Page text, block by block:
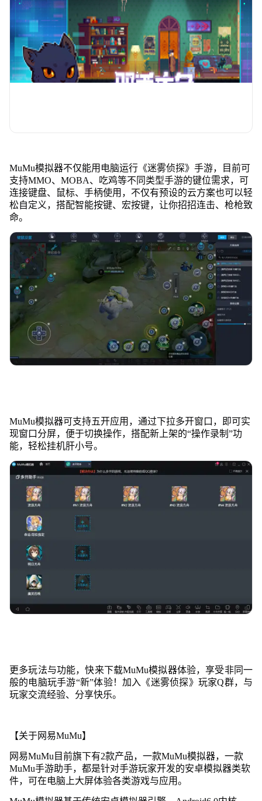
MuMu模拟器不仅能用电脑运行《迷雾侦探》手游，目前可
支持MMO、MOBA、吃鸡等不同类型手游的键位需求，可
连接键盘、鼠标、手柄使用，不仅有预设的云方案也可以轻
松自定义，搭配智能按键、宏按键，让你招招连击、枪枪致
命。
MuMu模拟器可支持五开应用，通过下拉多开窗口，即可实
现窗口分屏，便于切换操作，搭配新上架的“操作录制”功
能，轻松挂机肝小号。
更多玩法与功能，快来下载MuMu模拟器体验，享受非同一
般的电脑玩手游“新”体验！加入《迷雾侦探》玩家Q群，与
玩家交流经验、分享快乐。
【关于网易MuMu】
网易MuMu目前旗下有2款产品，一款MuMu模拟器，一款
MuMu手游助手，都是针对手游玩家开发的安卓模拟器类软
件，可在电脑上大屏体验各类游戏与应用。